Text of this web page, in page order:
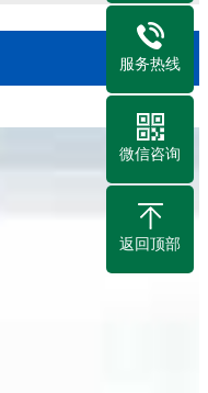
服务热线
微信咨询
返回顶部